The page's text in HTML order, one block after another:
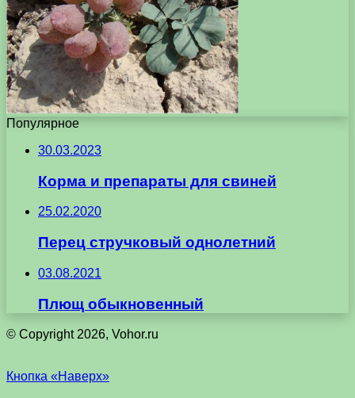
Популярное
30.03.2023
Корма и препараты для свиней
25.02.2020
Перец стручковый однолетний
03.08.2021
Плющ обыкновенный
© Copyright 2026, Vohor.ru
Кнопка «Наверх»